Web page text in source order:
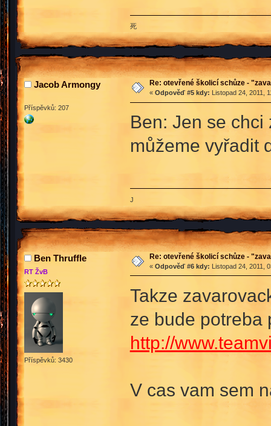
死
Jacob Armongy
Příspěvků: 207
Re: otevřené školicí schůze -
« Odpověď #5 kdy: Listopad 24, 2011,
Ben: Jen se
můžeme
J
Ben Thruffle
RT ŽvB
Příspěvků: 3430
Re: otevřené školicí schůze -
« Odpověď #6 kdy: Listopad 24, 2011,
Takze
ze bude potreba
http://
V cas vam sem